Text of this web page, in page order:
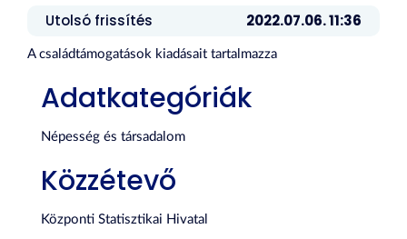
Utolsó frissítés 2022.07.06. 11:36
A családtámogatások kiadásait tartalmazza
Adatkategóriák
Népesség és társadalom
Közzétevő
Központi Statisztikai Hivatal